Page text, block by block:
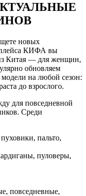
новых
КИФА вы
Китая — для женщин,
обновляем
на любой сезон:
до взрослого.
для повседневной
Среди
пальто,
пуловеры,
повседневные,